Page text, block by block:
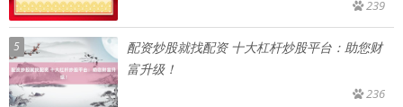
239
5
配资炒股就找配资 十大杠杆炒股平台：助您财
富升级！
236